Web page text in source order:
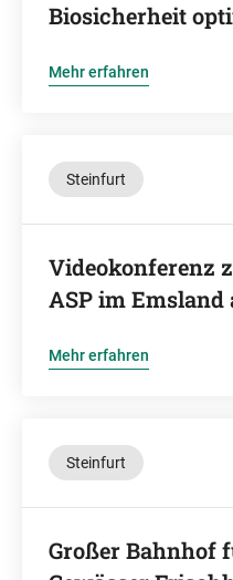
Biosicherheit
Mehr erfahren
Steinfurt
Videokonferenz
ASP im Emsland
Mehr erfahren
Steinfurt
Großer Bahnhof